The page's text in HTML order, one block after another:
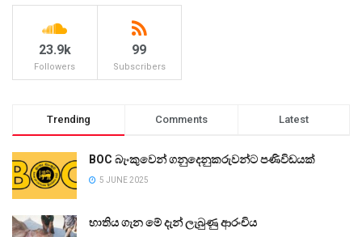
23.9k
Followers
99
Subscribers
Trending Comments Latest
BOC බැංකුවෙන් ගනුදෙනුකරුවන්ට පණිවිඩයක්
5 JUNE 2025
භාතිය ගැන මේ දැන් ලැබුණු ආරංචිය